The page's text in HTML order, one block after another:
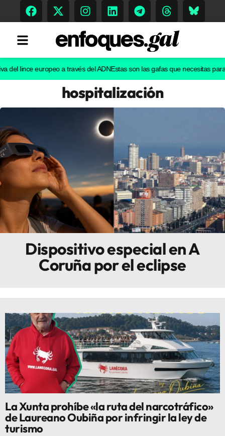
Gastronomía
Escenarios
Sostenibilidad
Innova
europeo a través del ADNEstas son las gafas que necesitas para ver
hospitalización
Dispositivo especial en A
Coruña por el eclipse
La Xunta prohíbe «la ruta del narcotráfico»
de Laureano Oubiña por infringir la ley de
turismo